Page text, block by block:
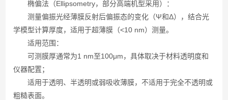
椭偏法（Ellipsometry，部分高端机型采用）：
测量偏振光经薄膜反射后偏振态的变化（Ψ和Δ），结合光
学模型计算厚度，适用于超薄膜（<10 nm）测量。
适用范围：
可测膜厚通常为1 nm至100μm，具体取决于材料透明度和
仪器配置；
适用于透明、半透明或弱吸收薄膜，不适用于完全不透明或
粗糙表面。